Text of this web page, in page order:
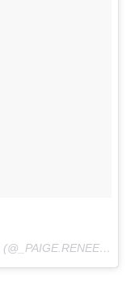
(@_PAIGE.RENEE) ON